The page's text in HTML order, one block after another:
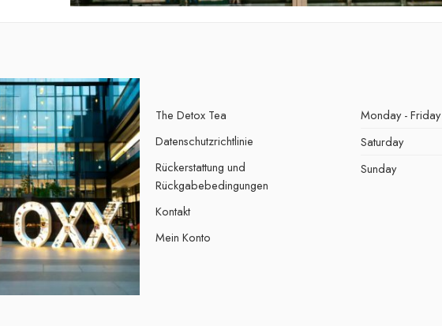
The Detox Tea
Datenschutzrichtlinie
Rückerstattung und
Rückgabebedingungen
Kontakt
Mein Konto
Monday - Friday
Saturday
Sunday